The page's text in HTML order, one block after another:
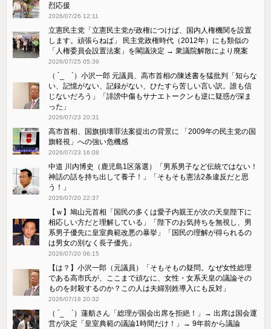
烈応援
2026/07/26 12:11
立憲民主党「立憲民主党が政権につけば、国内人権機関を設置
します。頑張らねば」 民主党政権時代（2012年）にも類似の
「人権委員会設置法案」を閣議決定 → 衆議院解散により廃案
2026/07/25 05:39
（ ´_ゝ`）小沢一郎 元議員、高市首相の陳述書を猛批判「知らな
い、記憶がない、記録がない、ひたすら苦しい言い訳。誰も信
じないだろう」「誹謗中傷もサナエトークンも逆に疑惑が深ま
った」
2026/07/23 20:31
高市首相、国旗損壊罪法案提出の背景に 「2009年の民主党の国
旗軽視」への強い危機感
2026/07/23 16:08
中道 川内博史（鹿児島1区落選）「男系男子など伝統ではない！
神話の話を持ち出して養子！」「そもそも憲法2条違反だと思
う！」
2026/07/20 22:37
【ｗ】鳩山元首相「国民の多くは愛子内親王が次の天皇陛下に
相応しい方だと理解している」「陛下のお気持ちを無視し、男
系男子優先に皇室典範改悪の暴挙」「国民の理解が得られるの
は男女の別なく長子優先」
2026/07/20 06:15
【は？】小沢一郎（元議員）「そもそもの疑問。なぜ女性総理
である高市氏が、ここまで頑なに、女性・女系天皇の議論その
ものを封殺するのか？この人は夫婦別姓導入にも反対」
2026/07/18 20:32
（ ´_ゝ`）蓮舫さん「総理が国会出席を拒絶！」→ 出席は国会運
営が決定「皇室典範の議論1時間だけ！」→ 9年前から議論